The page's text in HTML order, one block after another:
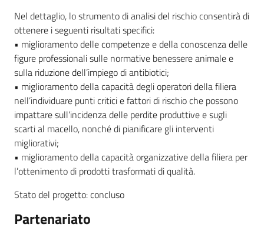
Nel dettaglio, lo strumento di analisi del rischio consentirà di
ottenere i seguenti risultati specifici:
• miglioramento delle competenze e della conoscenza delle
figure professionali sulle normative benessere animale e
sulla riduzione dell’impiego di antibiotici;
• miglioramento della capacità degli operatori della filiera
nell’individuare punti critici e fattori di rischio che possono
impattare sull’incidenza delle perdite produttive e sugli
scarti al macello, nonché di pianificare gli interventi
migliorativi;
• miglioramento della capacità organizzative della filiera per
l’ottenimento di prodotti trasformati di qualità.
Stato del progetto: concluso
Partenariato